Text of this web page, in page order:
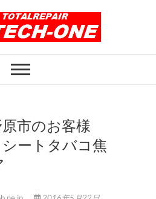
修理のト
ペアテッ
ワン
原市のお客様
ートタバコ焦